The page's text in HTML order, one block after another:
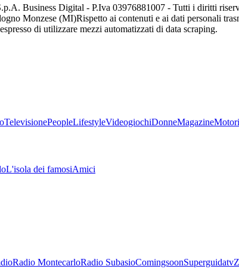
Business Digital - P.Iva 03976881007 - Tutti i diritti
Monzese (MI)Rispetto ai contenuti e ai dati personali
di utilizzare mezzi automatizzati di data scraping.
TelevisionePeopleLifestyleVideogiochiDonneMagazineMotori
L'isola dei famosiAmici
Radio MontecarloRadio SubasioComingsoonSuperguidatv